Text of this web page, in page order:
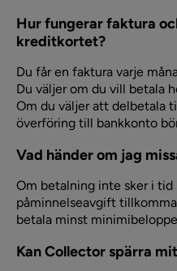
Hur fungerar faktura
kreditkortet?
Du får en faktura varje
Du väljer om du vill betala
Om du väljer att delbetala
överföring till bankkonto
Vad händer om jag
Om betalning inte sker i tid
påminnelseavgift
betala minst
Kan Collector spärra